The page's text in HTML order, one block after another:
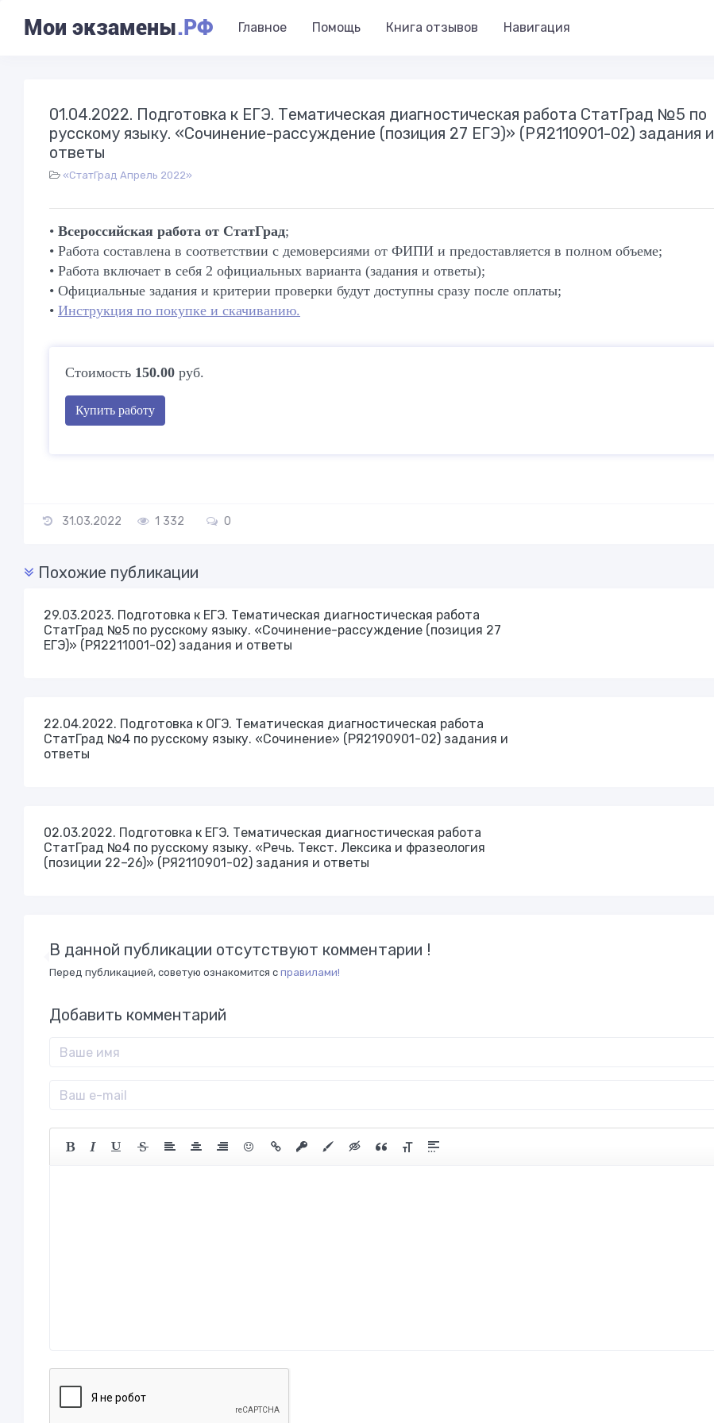
Мои экзамены.РФ Главное Помощь Книга отзывов Навигация
01.04.2022. Подготовка к ЕГЭ. Тематическая диагностическая работа СтатГрад №5 по
русскому языку. «Сочинение-рассуждение (позиция 27 ЕГЭ)» (РЯ2110901-02) задания и
ответы
«СтатГрад Апрель 2022»
• Всероссийская работа от СтатГрад;
• Работа составлена в соответствии с демоверсиями от ФИПИ и предоставляется в полном объеме;
• Работа включает в себя 2 официальных варианта (задания и ответы);
• Официальные задания и критерии проверки будут доступны сразу после оплаты;
• Инструкция по покупке и скачиванию.
Стоимость 150.00 руб.
Купить работу
31.03.2022 1 332 0
Похожие публикации
29.03.2023. Подготовка к ЕГЭ. Тематическая диагностическая работа
СтатГрад №5 по русскому языку. «Сочинение-рассуждение (позиция 27
ЕГЭ)» (РЯ2211001-02) задания и ответы
22.04.2022. Подготовка к ОГЭ. Тематическая диагностическая работа
СтатГрад №4 по русскому языку. «Сочинение» (РЯ2190901-02) задания и
ответы
02.03.2022. Подготовка к ЕГЭ. Тематическая диагностическая работа
СтатГрад №4 по русскому языку. «Речь. Текст. Лексика и фразеология
(позиции 22–26)» (РЯ2110901-02) задания и ответы
В данной публикации отсутствуют комментарии !
Перед публикацией, советую ознакомится с правилами!
Добавить комментарий